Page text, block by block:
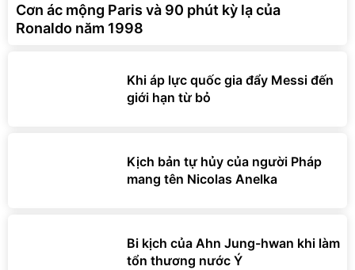
Cơn ác mộng Paris và 90 phút kỳ lạ của
Ronaldo năm 1998
Khi áp lực quốc gia đẩy Messi đến
giới hạn từ bỏ
Kịch bản tự hủy của người Pháp
mang tên Nicolas Anelka
Bi kịch của Ahn Jung-hwan khi làm
tổn thương nước Ý